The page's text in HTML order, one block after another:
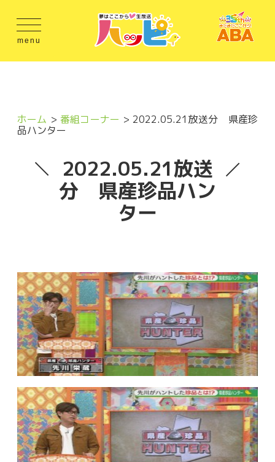
menu
ホーム 番組コーナー
2022.05.21放送分 県産珍
品ハンター
2022.05.21放送
分 県産珍品ハン
ター